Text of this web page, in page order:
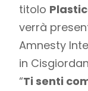
titolo
verrà
Amnesty
in
“Ti senti